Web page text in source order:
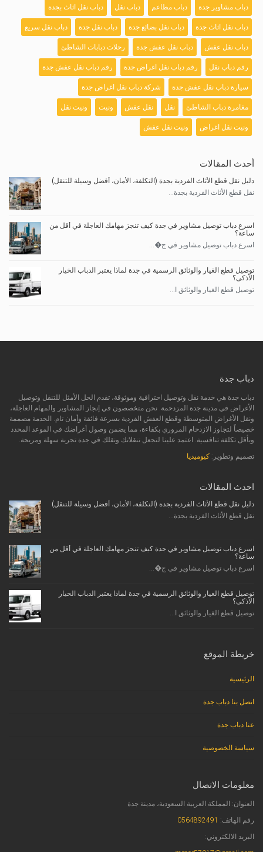
دباب مشاوير جدة دباب مطاعم دباب نقل دباب نقل اثاث بجدة
دباب نقل اثاث جدة دباب نقل بضائع جدة دباب نقل جدة دباب نقل سريع
دباب نقل عفش دباب نقل عفش جدة رحلات دبابات الشاطئ
رقم دباب نقل رقم دباب نقل اغراض جدة رقم دباب نقل عفش جدة
سيارة دباب نقل عفش جدة شركة دباب نقل اغراض جدة
مغامرة دباب الشاطئ نقل نقل عفش ونيت ونيت نقل
ونيت نقل اغراض ونيت نقل عفش
أحدث المقالات
دليل نقل قطع الأثاث الفردية بجدة (التكلفة، الأمان، أفضل وسيلة للتنقل)
نقل قطع الأثاث الفردية بجدة...
اسرع دباب توصيل مشاوير في جدة كيف تنجز مهامك العاجلة في أقل من
ساعة؟
اسرع دباب توصيل مشاوير في ج�...
توصيل قطع الغيار والوثائق الرسمية في جدة لماذا يعتبر الدباب الخيار
الأذكى؟
توصيل قطع الغيار والوثائق ا...
دباب جدة
دباب جدة هي خدمة نقل وتوصيل احترافية وموثوقة، تقدم الحل الأمثل للتنقل وتوصيل
الأغراض في مدينة جدة المزدحمة. نحن متخصصون في إنجاز المشاوير والمهام العاجلة،
ونقل الأغراض المتوسطة وقطع العفش الفردية بسرعة فائقة وأمان تام. الخدمة مصممة
خصيصاً لتجاوز الازدحام المروري بكفاءة، مما يضمن وصول أغراضك في الموعد المحدد
وبأقل تكلفة تنافسية. اعتمد علينا لتجعل تنقلاتك ونقلك في جدة تجربة سهلة ومريحة.
تصميم وتطوير: كيوميديا
احدث المقالات
دليل نقل قطع الأثاث الفردية بجدة (التكلفة، الأمان، أفضل وسيلة للتنقل)
نقل قطع الأثاث الفردية بجدة...
اسرع دباب توصيل مشاوير في جدة كيف تنجز مهامك العاجلة في أقل من
ساعة؟
اسرع دباب توصيل مشاوير في ج�...
توصيل قطع الغيار والوثائق الرسمية في جدة لماذا يعتبر الدباب الخيار
الأذكى؟
توصيل قطع الغيار والوثائق ا...
خريطة الموقع
الرئيسية
اتصل بنا دباب جدة
عنا دباب جدة
سياسة الخصوصية
معلومات الاتصال
العنوان: المملكة العربية السعودية، مدينة جدة
رقم الهاتف: 0564892491
البريد الالكتروني: